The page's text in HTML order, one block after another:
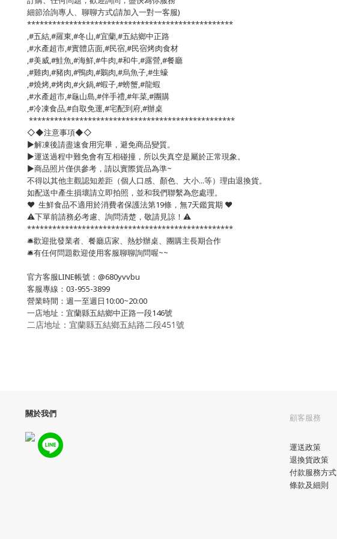
細節洽詢專人、聊聊方式(請加入一對一客服)
*************************************************
,#五結,#羅東,#冬山,#宜蘭,#五結鄉中正路
,#水產超市,#實體店面,#民宿,#民宿烤肉食材
,#美威,#鮭魚,#海鮮,#牛肉,#和牛,#露營,#餐廳
,#雞肉,#豬肉,#鴨肉,#鵝肉,#烏魚子,#生蠔
,#燒烤,#烤肉,#火鍋,#蝦子,#螃蟹,#龍蝦
,#水產超市,#龜山島,#伴手禮,#年菜,#團購
,#冷凍食品,#自取免運,#宅配到府,#辦桌
*************************************************
◇◆注意事項◆◇
▶️解凍後請盡速食用完畢，避免商品變質。
▶️運送過程中難免會有互相碰撞，所以失真空是屬於正常現象。
▶️商品照片僅供參考，請以實際貨品為準~
不得以其他主觀認知差距（個人口感、顏色、大小...等）理由退換貨。
如配送中產生損壞請立即拍照，並和我們聯繫為您處理。
❤️ 生鮮食品不適用於消費者保護法第19條，無7天鑑賞期 ❤️
⚠️下單前請務必考慮、詢問清楚，敬請見諒！⚠️
*************************************************
🛎歡迎批發業者、餐廳店家、熱炒辦桌、團購主長期合作
🛎有任何問題歡迎使用客服聊聊詢問喔~~
官方客服LINE帳號：@680yvvbu
客服專線：03-955-3899
營業時間：週一至週日10:00~20:00
一店地址：宜蘭縣五結鄉中正路一段146號
二店地址：宜蘭縣五結鄉五結路二段451號
關於我們 顧客服務
運送政策
退換貨政策
付款服務方式
條款及細則